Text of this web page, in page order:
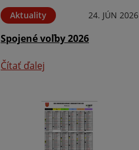
Aktuality 24. JÚN 2026
Spojené voľby 2026
Čítať ďalej